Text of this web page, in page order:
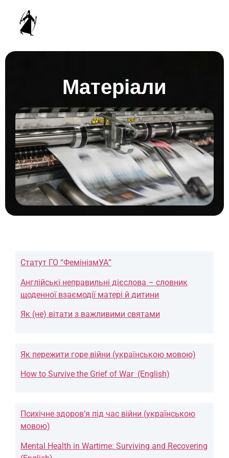
Матеріали
Статут ГО “ФемінізмУА”
Англійські неправильні дієслова – словник
щоденної взаємодії матері й дитини
Як (не) вітати з важливими святами
Як пережити горе війни (українською мовою)
How to Survive the Grief of War (English)
Психічне здоров’я під час війни (українською
мовою)
Mental Health in Wartime: Surviving and Recovering